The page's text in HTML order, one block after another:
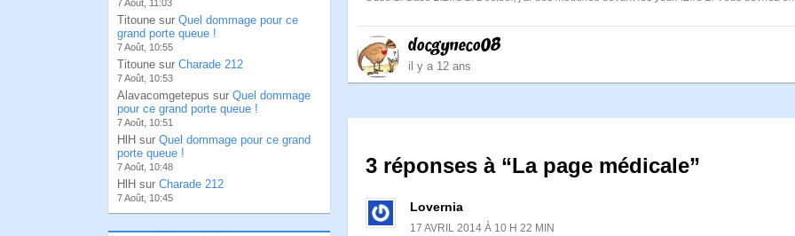
7 Août, 11:03
Titoune sur Quel dommage pour ce
grand porte queue !
7 Août, 10:55
Titoune sur Charade 212
7 Août, 10:53
Alavacomgetepus sur Quel dommage
pour ce grand porte queue !
7 Août, 10:51
HlH sur Quel dommage pour ce grand
porte queue !
7 Août, 10:48
HlH sur Charade 212
7 Août, 10:45
docgyneco08
il y a 12 ans
3 réponses à “La page médicale”
Lovernia
17 AVRIL 2014 À 10 H 22 MIN